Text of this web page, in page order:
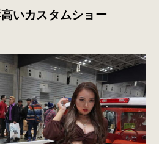
いカスタムショー